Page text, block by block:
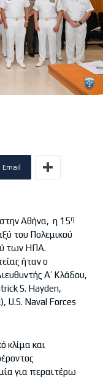
Email
Αθήνα, η 15η
του Πολεμικού
των ΗΠΑ.
ήταν ο
Α’ Κλάδου,
S. Hayden,
U.S. Naval Forces
κλίμα και
για περαιτέρω